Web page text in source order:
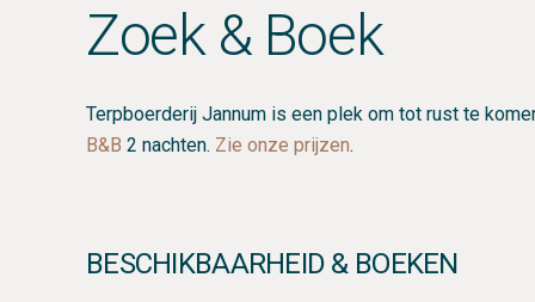
Zoek & Boek
Terpboerderij Jannum is een plek om tot rust te
B&B 2 nachten. Zie onze prijzen.
BESCHIKBAARHEID & BOEKEN